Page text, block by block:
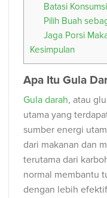
Batasi
Pilih Buah
Jaga Porsi
Kesimpulan
Apa Itu Gula
Gula darah, atau
utama yang
sumber energi
dari makanan dan
terutama dari
normal membantu
dengan lebih